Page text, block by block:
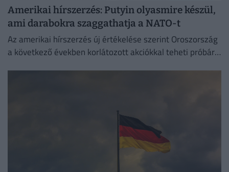
Amerikai hírszerzés: Putyin olyasmire készül,
ami darabokra szaggathatja a NATO-t
Az amerikai hírszerzés új értékelése szerint Oroszország
a következő években korlátozott akciókkal teheti próbára